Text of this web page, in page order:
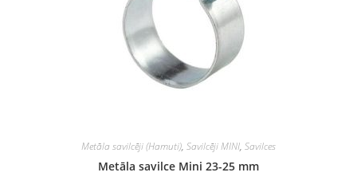
Metāla savilcēji (Hamuti), Savilcēji MINI, Savilces
Metāla savilce Mini 23-25 mm